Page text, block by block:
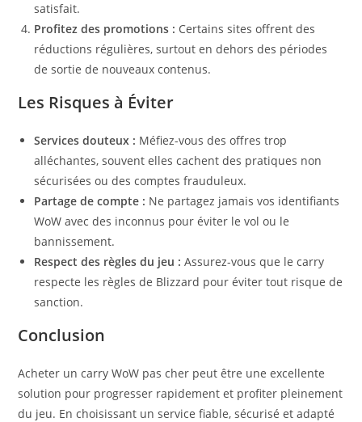
satisfait.
Profitez des promotions : Certains sites offrent des
réductions régulières, surtout en dehors des périodes
de sortie de nouveaux contenus.
Les Risques à Éviter
Services douteux : Méfiez-vous des offres trop
alléchantes, souvent elles cachent des pratiques non
sécurisées ou des comptes frauduleux.
Partage de compte : Ne partagez jamais vos identifiants
WoW avec des inconnus pour éviter le vol ou le
bannissement.
Respect des règles du jeu : Assurez-vous que le carry
respecte les règles de Blizzard pour éviter tout risque de
sanction.
Conclusion
Acheter un carry WoW pas cher peut être une excellente
solution pour progresser rapidement et profiter pleinement
du jeu. En choisissant un service fiable, sécurisé et adapté